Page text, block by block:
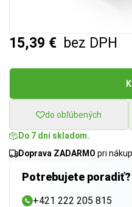
15,39 € bez DPH
do obľúbených
Do 7 dní skladom.
Doprava ZADARMO pri
Potrebujete poradiť?
+421 222 205 815